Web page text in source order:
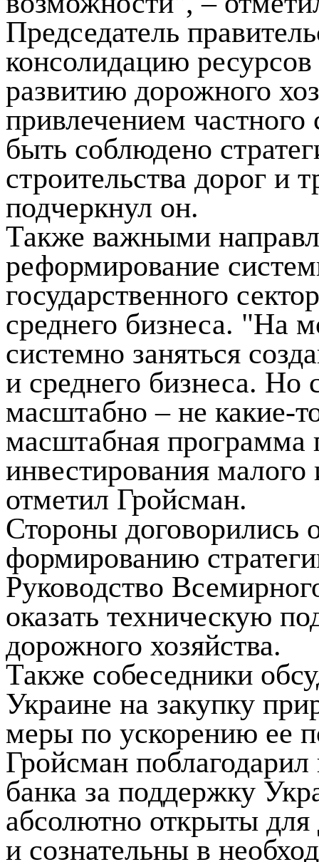
Председатель
консолидацию
развитию дорожного
привлечением
быть соблюдено
строительства дорог и
подчеркнул он.
Также важными
реформирование
государственного
среднего бизнеса. "На
системно заняться
и среднего бизнеса. Но
масштабно – не какие-
масштабная программа
инвестирования малого
отметил Гройсман.
Стороны договорились
формированию
Руководство
оказать техническую
дорожного хозяйства.
Также собеседники
Украине на закупку
меры по ускорению ее
Гройсман
банка за поддержку
абсолютно открыты для
и сознательны в